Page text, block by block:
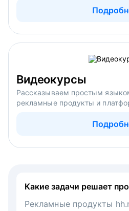
Видеокурсы
Рассказываем простым
рекламные продукты и
Какие задачи решает
Рекламные продукты